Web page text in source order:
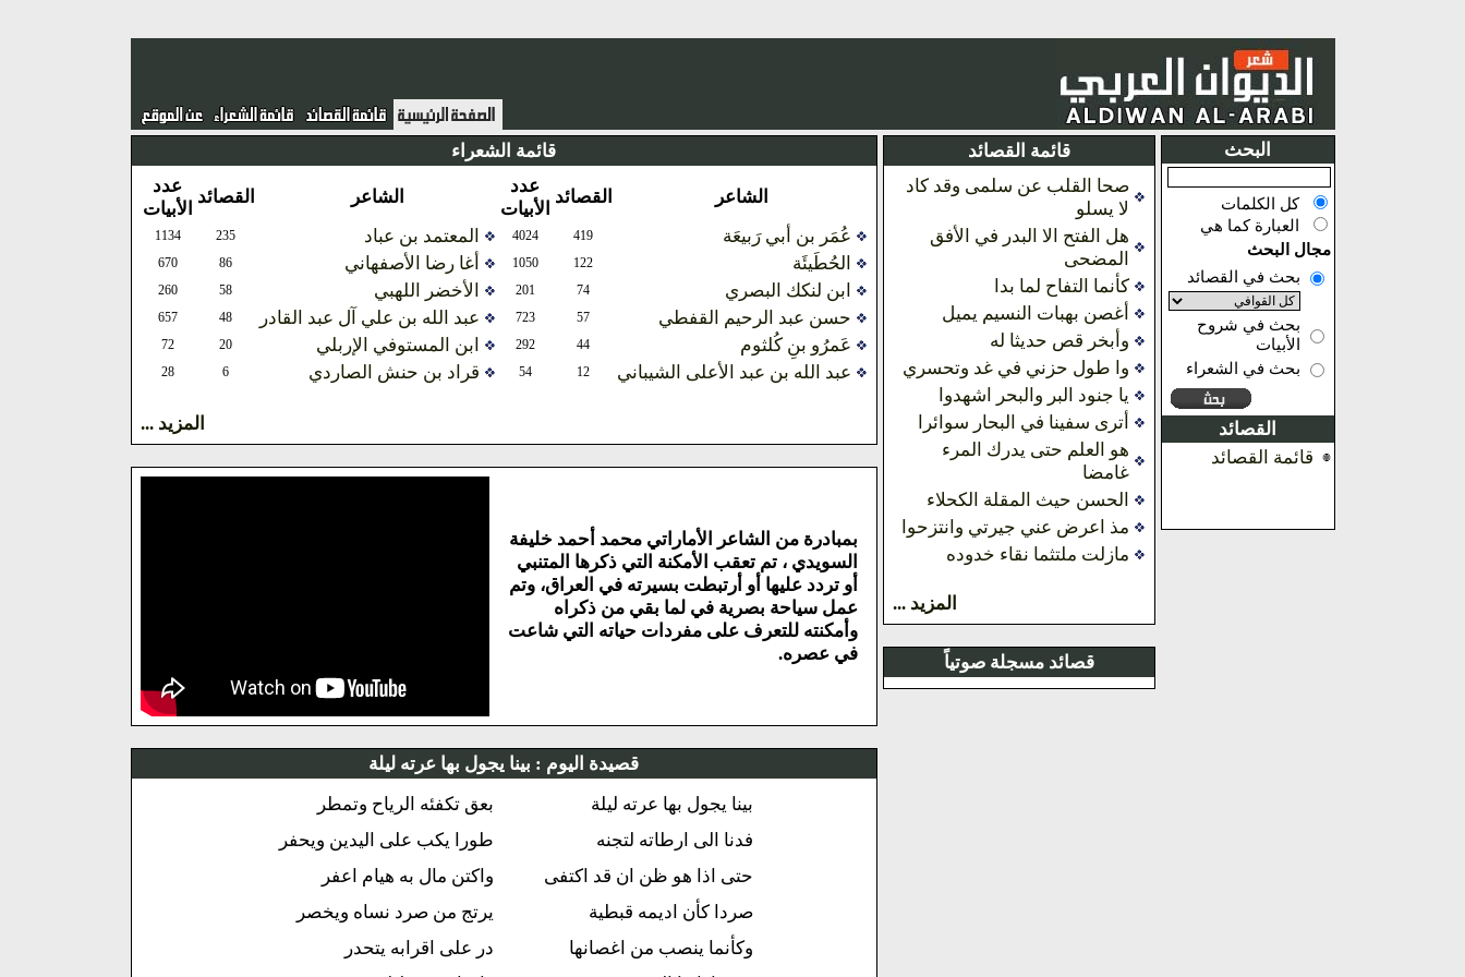
البحث
كل الكلمات
العبارة كما هي
مجال البحث
بحث في القصائد
بحث في شروح
الأبيات
بحث في الشعراء
القصائد
قائمة القصائد
قائمة القصائد
صحا القلب عن سلمى وقد كاد
لا يسلو
هل الفتح الا البدر في الأفق
المضحى
كأنما التفاح لما بدا
أغصن بهبات النسيم يميل
وأبخر قص حديثا له
وا طول حزني في غد وتحسري
يا جنود البر والبحر اشهدوا
أترى سفينا في البحار سوائرا
هو العلم حتى يدرك المرء
غامضا
الحسن حيث المقلة الكحلاء
مذ اعرض عني جيرتي وانتزحوا
مازلت ملتثما نقاء خدوده
المزيد ...
قصائد مسجلة صوتياً
قائمة الشعراء
الشاعر القصائد
عدد
الأبيات
الشاعر القصائد
عدد
الأبيات
عُمَر بن أبي رَبيعَة
419
4024 المعتمد بن عباد 235
1134
الحُطَيئَة 122
1050 أغا رضا الأصفهاني 86
670
ابن لنكك البصري 74
201 الأخضر اللهبي 58
260
حسن عبد الرحيم القفطي 57
723 عبد الله بن علي آل عبد القادر 48
657
عَمرُو بنِ كُلثوم 44
292 ابن المستوفي الإربلي 20
72
عبد الله بن عبد الأعلى الشيباني 12
54 قراد بن حنش الصاردي 6
28
المزيد ...
بمبادرة من الشاعر الأماراتي محمد أحمد خليفة
السويدي ، تم تعقب الأمكنة التي ذكرها المتنبي
أو تردد عليها أو أرتبطت بسيرته في العراق، وتم
عمل سياحة بصرية في لما بقي من ذكراه
وأمكنته للتعرف على مفردات حياته التي شاعت
في عصره.
قصيدة اليوم : بينا يجول بها عرته ليلة
بينا يجول بها عرته ليلة
بعق تكفئه الرياح وتمطر
فدنا الى ارطاته لتجنه
طورا يكب على اليدين ويحفر
حتى اذا هو ظن ان قد اكتفى
واكتن مال به هيام اعفر
صردا كأن اديمه قبطية
يرتج من صرد نساه ويخصر
وكأنما ينصب من اغصانها
در على اقرابه يتحدر